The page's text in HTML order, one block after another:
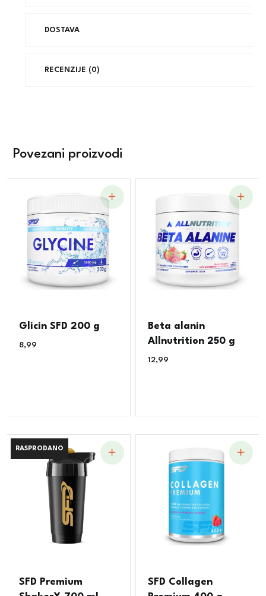
DOSTAVA
RECENZIJE (0)
Povezani proizvodi
Glicin SFD 200 g
8,99
Beta alanin
Allnutrition 250 g
12,99
RASPRODANO
RASPRODANO
SFD Premium
SFD Collagen